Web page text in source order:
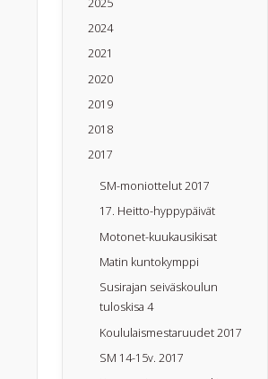
2024
2021
2020
2019
2018
2017
SM-moniottelut 2017
17. Heitto-hyppypäivät
Motonet-kuukausikisat
Matin kuntokymppi
Susirajan seiväskoulun
tuloskisa 4
Koululaismestaruudet 2017
SM 14-15v. 2017